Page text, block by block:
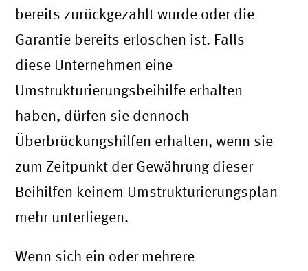
bereits zurückgezahlt wurde oder die
Garantie bereits erloschen ist. Falls
diese Unternehmen eine
Umstrukturierungsbeihilfe erhalten
haben, dürfen sie dennoch
Überbrückungshilfen erhalten, wenn sie
zum Zeitpunkt der Gewährung dieser
Beihilfen keinem Umstrukturierungsplan
mehr unterliegen.
Wenn sich ein oder mehrere